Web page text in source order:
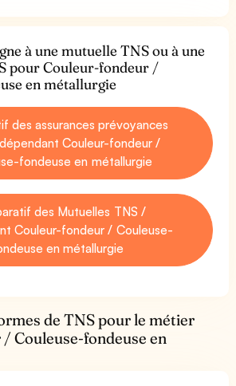
à une mutuelle TNS ou à une
pour Couleur-fondeur /
en métallurgie
des assurances prévoyances
Couleur-fondeur /
fondeuse en métallurgie
des Mutuelles TNS /
Couleur-fondeur / Couleuse-
en métallurgie
de TNS pour le métier
Couleuse-fondeuse en